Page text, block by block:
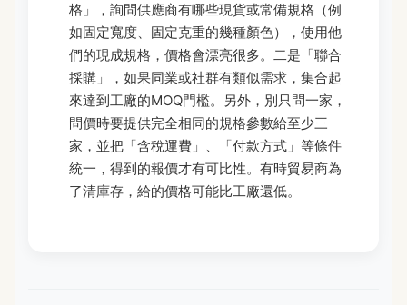
格」，詢問供應商有哪些現貨或常備規格（例
如固定寬度、固定克重的幾種顏色），使用他
們的現成規格，價格會漂亮很多。二是「聯合
採購」，如果同業或社群有類似需求，集合起
來達到工廠的MOQ門檻。另外，別只問一家，
問價時要提供完全相同的規格參數給至少三
家，並把「含稅運費」、「付款方式」等條件
統一，得到的報價才有可比性。有時貿易商為
了清庫存，給的價格可能比工廠還低。